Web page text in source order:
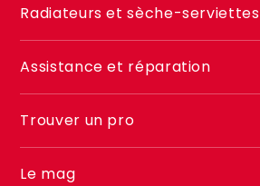
Menu
footer
2
Radiateurs et sèche-serviettes
Assistance et réparation
Trouver un pro
Le mag